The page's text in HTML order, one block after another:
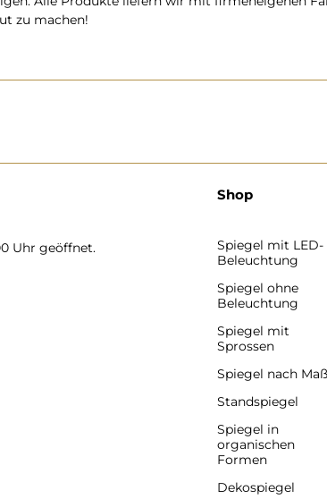
zu machen!
Uhr geöffnet.
Shop
Spiegel mit LED-
Beleuchtung
Spiegel ohne
Beleuchtung
Spiegel mit
Sprossen
Spiegel nach Maß
Standspiegel
Spiegel in
organischen
Formen
Dekospiegel